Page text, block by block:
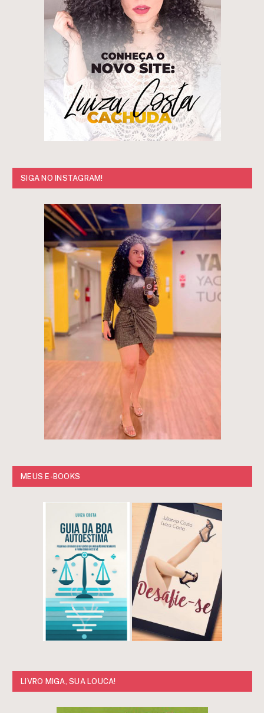
SIGA NO INSTAGRAM!
MEUS E-BOOKS
LIVRO MIGA, SUA LOUCA!